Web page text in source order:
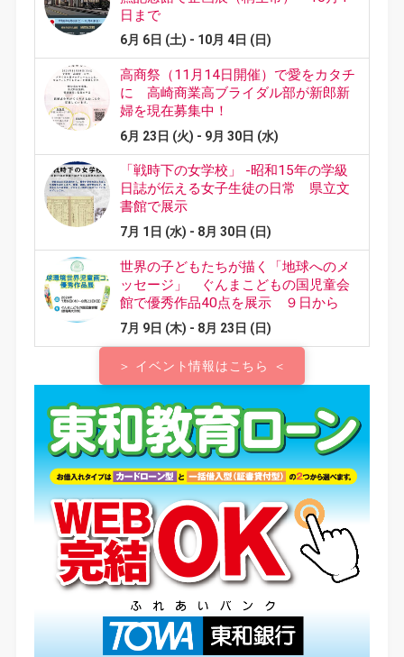
＞ イベント情報はこちら ＜